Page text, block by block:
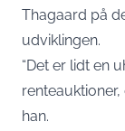
Thagaard på
udviklingen.
“Det er lidt en
han.